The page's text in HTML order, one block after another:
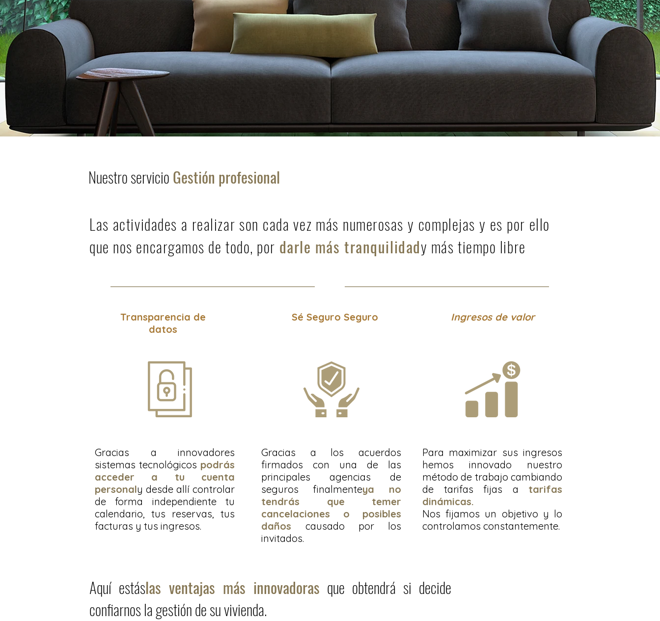
Nuestro servicioGestión profesional
Las actividades a realizar son cada vez más numerosas y complejas y es por ello
que nos encargamos de todo, por darle más tranquilidady más tiempo libre
Transparencia de
datos
Gracias a innovadores
sistemas tecnológicos podrás
acceder a tu cuenta
personaly desde allí controlar
de forma independiente tu
calendario, tus reservas, tus
facturas y tus ingresos.
Sé Seguro Seguro
Gracias a los acuerdos
firmados con una de las
principales agencias de
seguros finalmenteya no
tendrás que temer
cancelaciones o posibles
daños
causado por los
invitados.
Ingresos de valor
Para maximizar sus ingresos
hemos innovado nuestro
método de trabajo cambiando
de tarifas fijas a tarifas
dinámicas.
Nos fijamos un objetivo y lo
controlamos constantemente.
Aquí estáslas ventajas más innovadoras que obtendrá si decide
confiarnos la gestión de su vivienda.